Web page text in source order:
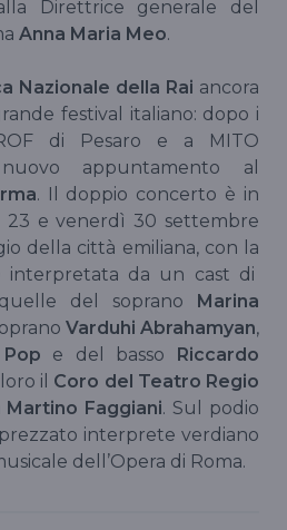
Direttrice generale del
Anna Maria Meo.
Nazionale della Rai ancora
festival italiano: dopo i
di Pesaro e a MITO
nuovo appuntamento al
. Il doppio concerto è in
23 e venerdì 30 settembre
della città emiliana, con la
interpretata da un cast di
del soprano Marina
Varduhi Abrahamyan,
e del basso Riccardo
il Coro del Teatro Regio
Martino Faggiani. Sul podio
interprete verdiano
dell’Opera di Roma.